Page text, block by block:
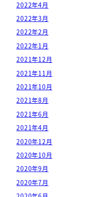
2022年4月
2022年3月
2022年2月
2022年1月
2021年12月
2021年11月
2021年10月
2021年8月
2021年6月
2021年4月
2020年12月
2020年10月
2020年9月
2020年7月